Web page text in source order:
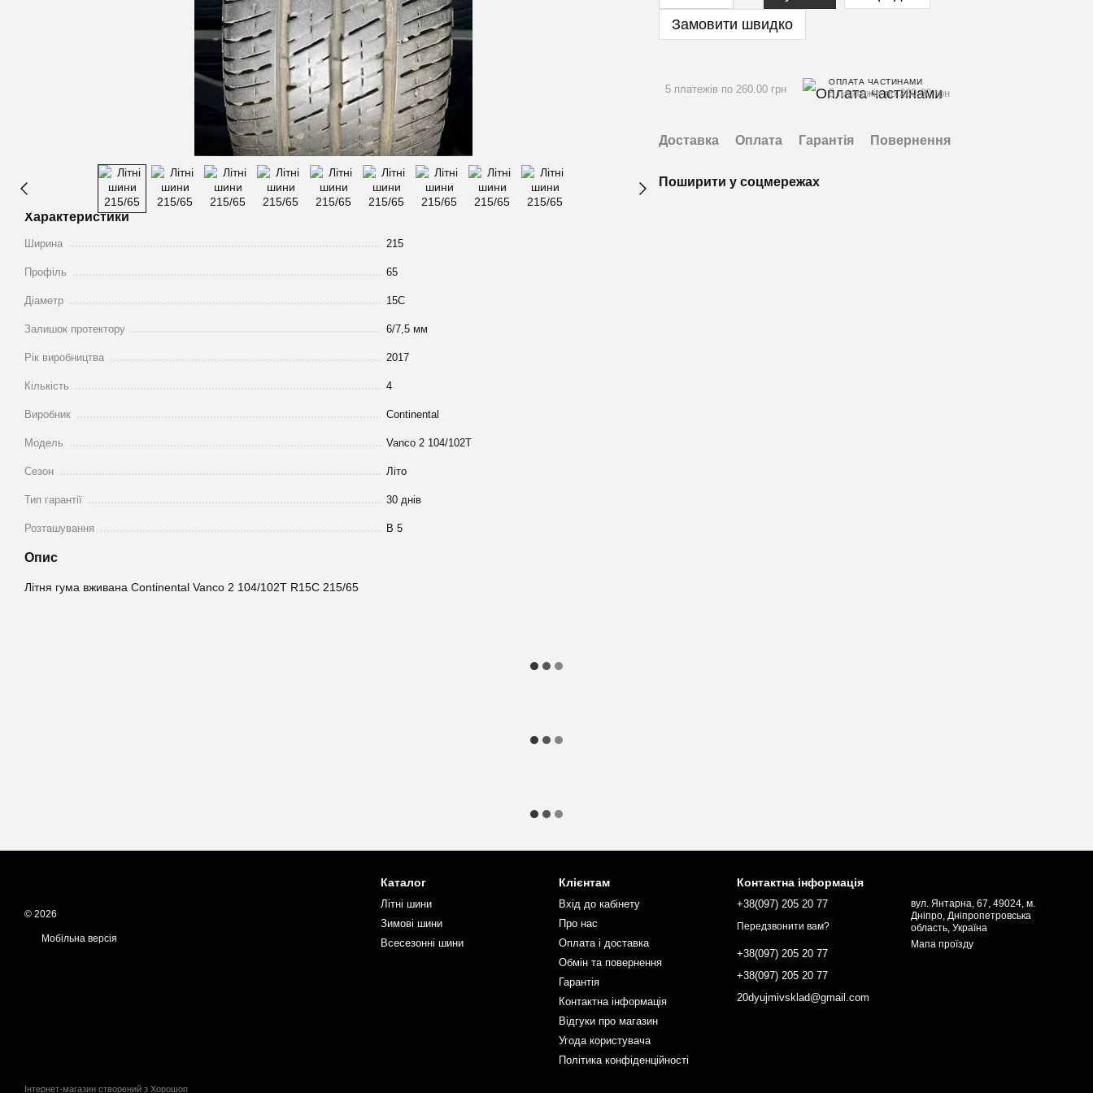
Характеристики
Ширина 215
Профіль 65
Діаметр 15C
Залишок протектору 6/7,5 мм
Рік виробництва 2017
Кількість 4
Виробник Continental
Модель Vanco 2 104/102T
Сезон Літо
Тип гарантії 30 днів
Розташування В 5
Замовити швидко
5 платежів по 260.00 грн
ОПЛАТА ЧАСТИНАМИ
5 платежів по 260.00 грн
Доставка Оплата Гарантія Повернення
Поширити у соцмережах
Опис
Літня гума вживана Continental Vanco 2 104/102T R15C 215/65
© 2026
Мобільна версія
Інтернет-магазин створений з Хорошоп
Каталог
Літні шини
Зимові шини
Всесезонні шини
Клієнтам
Вхід до кабінету
Про нас
Оплата і доставка
Обмін та повернення
Гарантія
Контактна інформація
Відгуки про магазин
Угода користувача
Політика конфіденційності
Контактна інформація
+38(097) 205 20 77
Передзвонити вам?
+38(097) 205 20 77
+38(097) 205 20 77
20dyujmivsklad@gmail.com
вул. Янтарна, 67, 49024, м.
Дніпро, Дніпропетровська
область, Україна
Мапа проїзду